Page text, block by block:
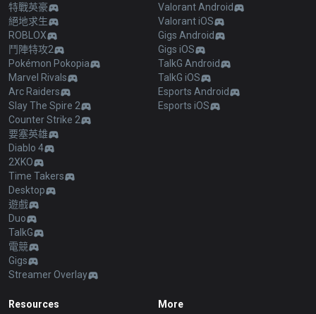
特戰英豪
絕地求生
ROBLOX
鬥陣特攻2
Pokémon Pokopia
Marvel Rivals
Arc Raiders
Slay The Spire 2
Counter Strike 2
要塞英雄
Diablo 4
2XKO
Time Takers
Desktop
遊戲
Duo
TalkG
電競
Gigs
Streamer Overlay
Valorant Android
Valorant iOS
Gigs Android
Gigs iOS
TalkG Android
TalkG iOS
Esports Android
Esports iOS
Resources More